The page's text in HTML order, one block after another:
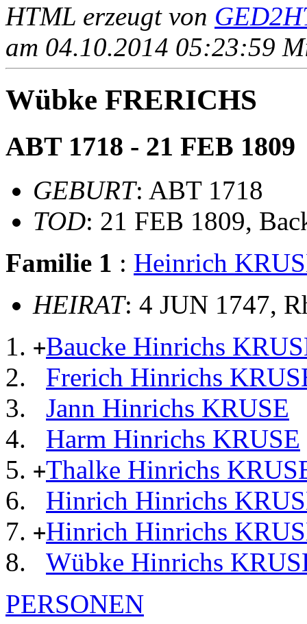
HTML erzeugt von
am 04.10.2014 05:23:59
Wübke FRERICHS
ABT 1718 - 21 FEB 1809
GEBURT: ABT 1718
TOD: 21 FEB 1809,
Familie 1 : Heinrich
HEIRAT: 4 JUN 1747,
+Baucke Hinrichs
Frerich Hinrichs
Jann Hinrichs KRUSE
Harm Hinrichs KRUSE
+Thalke Hinrichs
Hinrich Hinrichs
+Hinrich Hinrichs
Wübke Hinrichs
PERSONEN